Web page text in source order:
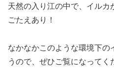
天然の入り江の中で、イルカ
ごたえあり！
なかなかこのような環境下の
うので、ぜひご覧になってく